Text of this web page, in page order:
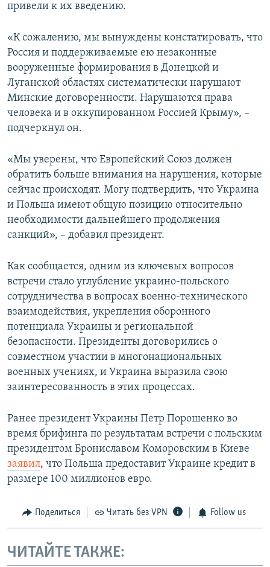
привели к их введению.
«К сожалению, мы вынуждены констатировать, что
Россия и поддерживаемые ею незаконные
вооруженные формирования в Донецкой и
Луганской областях систематически нарушают
Минские договоренности. Нарушаются права
человека и в оккупированном Россией Крыму», –
подчеркнул он.
«Мы уверены, что Европейский Союз должен
обратить больше внимания на нарушения, которые
сейчас происходят. Могу подтвердить, что Украина
и Польша имеют общую позицию относительно
необходимости дальнейшего продолжения
санкций», – добавил президент.
Как сообщается, одним из ключевых вопросов
встречи стало углубление украино-польского
сотрудничества в вопросах военно-технического
взаимодействия, укрепления оборонного
потенциала Украины и региональной
безопасности. Президенты договорились о
совместном участии в многонациональных
военных учениях, и Украина выразила свою
заинтересованность в этих процессах.
Ранее президент Украины Петр Порошенко во
время брифинга по результатам встречи с польским
президентом Брониславом Коморовским в Киеве
заявил, что Польша предоставит Украине кредит в
размере 100 миллионов евро.
Поделиться Читать без VPN Follow us
ЧИТАЙТЕ ТАКЖЕ: